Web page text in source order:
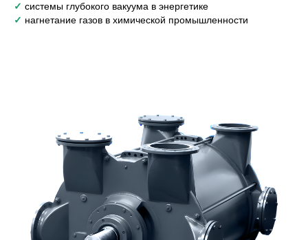
✓ системы глубокого вакуума в энергетике
✓ нагнетание газов в химической промышленности